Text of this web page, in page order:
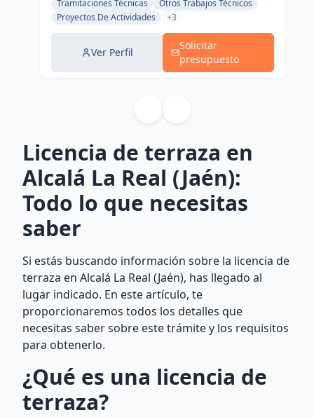
Tramitaciones Técnicas
Otros Trabajos Técnicos
Proyectos De Actividades
+3
Ver Perfil
Solicitar
presupuesto
Licencia de terraza en
Alcalá La Real (Jaén):
Todo lo que necesitas
saber
Si estás buscando información sobre la licencia de
terraza en Alcalá La Real (Jaén), has llegado al
lugar indicado. En este artículo, te
proporcionaremos todos los detalles que
necesitas saber sobre este trámite y los requisitos
para obtenerlo.
¿Qué es una licencia de
terraza?